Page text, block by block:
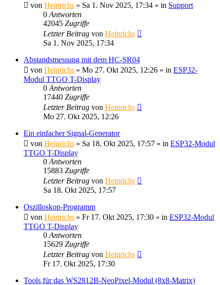
von Heinrichs » Sa 1. Nov 2025, 17:34 » in Support
0 Antworten
42045 Zugriffe
Letzter Beitrag von Heinrichs
Sa 1. Nov 2025, 17:34
Abstandsmessung mit dem HC-SR04
von Heinrichs » Mo 27. Okt 2025, 12:26 » in ESP32-
Modul TTGO T-Display
0 Antworten
17440 Zugriffe
Letzter Beitrag von Heinrichs
Mo 27. Okt 2025, 12:26
Ein einfacher Signal-Generator
von Heinrichs » Sa 18. Okt 2025, 17:57 » in ESP32-Modul
TTGO T-Display
0 Antworten
15883 Zugriffe
Letzter Beitrag von Heinrichs
Sa 18. Okt 2025, 17:57
Oszilloskop-Programm
von Heinrichs » Fr 17. Okt 2025, 17:30 » in ESP32-Modul
TTGO T-Display
0 Antworten
15629 Zugriffe
Letzter Beitrag von Heinrichs
Fr 17. Okt 2025, 17:30
Tools für das WS2812B-NeoPixel-Modul (8x8-Matrix)